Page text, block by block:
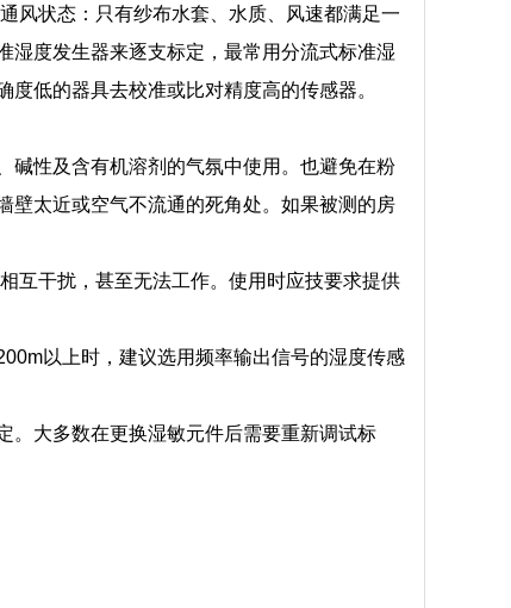
风状态：只有纱布水套、水质、风速都满足一
湿度发生器来逐支标定，最常用分流式标准湿
低的器具去校准或比对精度高的传感器。
性及含有机溶剂的气氛中使用。也避免在粉
壁太近或空气不流通的死角处。如果被测的房
互干扰，甚至无法工作。使用时应技要求提供
以上时，建议选用频率输出信号的湿度传感
大多数在更换湿敏元件后需要重新调试标